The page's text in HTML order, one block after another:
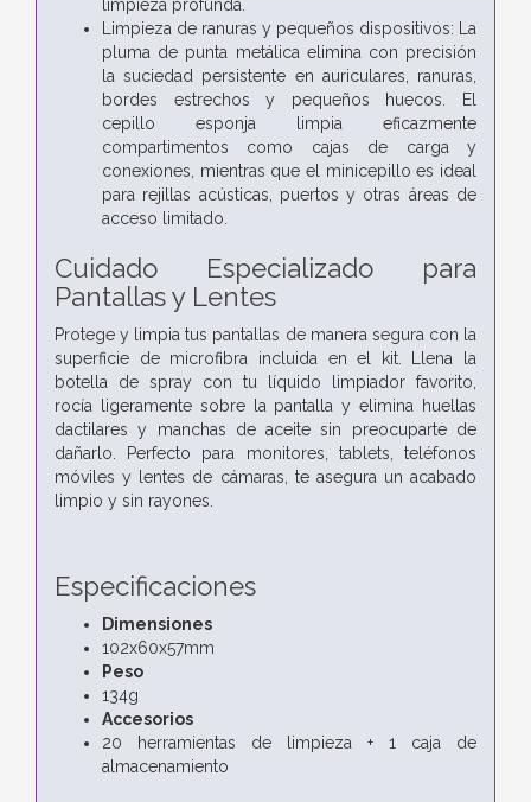
limpieza profunda.
Limpieza de ranuras y pequeños dispositivos: La
pluma de punta metálica elimina con precisión
la suciedad persistente en auriculares, ranuras,
bordes estrechos y pequeños huecos. El
cepillo esponja limpia eficazmente
compartimentos como cajas de carga y
conexiones, mientras que el minicepillo es ideal
para rejillas acústicas, puertos y otras áreas de
acceso limitado.
Cuidado Especializado para
Pantallas y Lentes
Protege y limpia tus pantallas de manera segura con la
superficie de microfibra incluida en el kit. Llena la
botella de spray con tu líquido limpiador favorito,
rocía ligeramente sobre la pantalla y elimina huellas
dactilares y manchas de aceite sin preocuparte de
dañarlo. Perfecto para monitores, tablets, teléfonos
móviles y lentes de cámaras, te asegura un acabado
limpio y sin rayones.
Especificaciones
Dimensiones
102x60x57mm
Peso
134g
Accesorios
20 herramientas de limpieza + 1 caja de
almacenamiento